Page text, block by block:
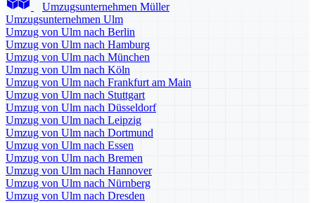
Umzugsunternehmen Müller
Umzugsunternehmen Ulm
Umzug von Ulm nach Berlin
Umzug von Ulm nach Hamburg
Umzug von Ulm nach München
Umzug von Ulm nach Köln
Umzug von Ulm nach Frankfurt am Main
Umzug von Ulm nach Stuttgart
Umzug von Ulm nach Düsseldorf
Umzug von Ulm nach Leipzig
Umzug von Ulm nach Dortmund
Umzug von Ulm nach Essen
Umzug von Ulm nach Bremen
Umzug von Ulm nach Hannover
Umzug von Ulm nach Nürnberg
Umzug von Ulm nach Dresden